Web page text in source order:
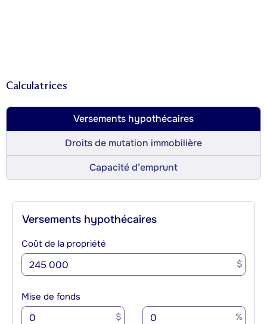
Calculatrices
Versements hypothécaires
Droits de mutation immobilière
Capacité d’emprunt
Versements hypothécaires
Coût de la propriété
$
Mise de fonds
$ %